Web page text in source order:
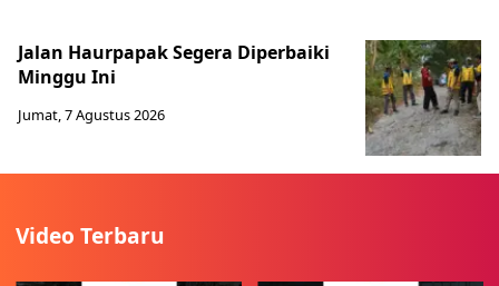
Jalan Haurpapak Segera Diperbaiki
Minggu Ini
Jumat, 7 Agustus 2026
Video Terbaru